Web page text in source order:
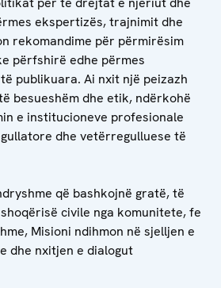
ekspertizës, trajnimit dhe
rekomandime për përmirësim
përfshirë edhe përmes
publikuara. Ai nxit një peizazh
besueshëm dhe etik, ndërkohë
e institucioneve profesionale
dhe vetërregulluese të
që bashkojnë gratë, të
civile nga komunitete, fe
Misioni ndihmon në sjelljen e
dhe nxitjen e dialogut